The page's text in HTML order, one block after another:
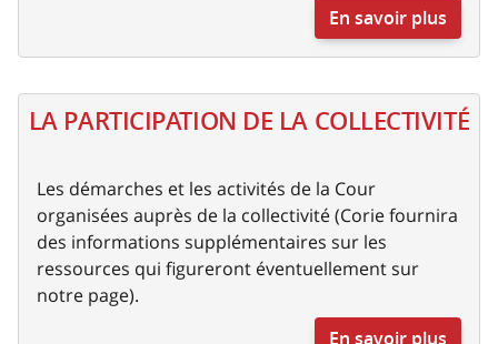
En savoir plus
LA PARTICIPATION DE LA COLLECTIVITÉ
Les démarches et les activités de la Cour
organisées auprès de la collectivité (Corie fournira
des informations supplémentaires sur les
ressources qui figureront éventuellement sur
notre page).
En savoir plus